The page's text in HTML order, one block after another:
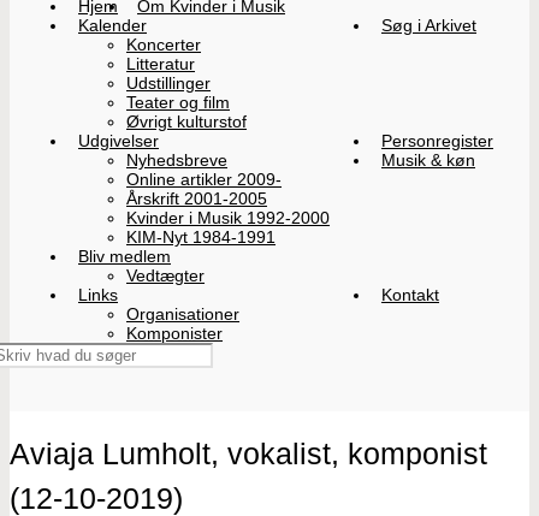
Hjem
Om Kvinder i Musik
Kalender
Koncerter
Litteratur
Udstillinger
Teater og film
Øvrigt kulturstof
Søg i Arkivet
Udgivelser
Nyhedsbreve
Online artikler 2009-
Årskrift 2001-2005
Kvinder i Musik 1992-2000
KIM-Nyt 1984-1991
Personregister
Musik & køn
Bliv medlem
Vedtægter
Links
Organisationer
Komponister
Kontakt
Aviaja Lumholt, vokalist, komponist
(12-10-2019)